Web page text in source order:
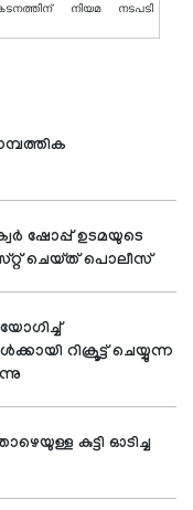
നിയമ നടപടി
ഷോപ്പ് ഉടമയുടെ
ചെയ്ത് പൊലീസ്
റിക്രൂട്ട് ചെയ്യുന്ന
കുട്ടി ഓടിച്ച